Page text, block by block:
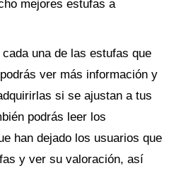
mejores estufas a
una de las estufas que
ver más información y
si se ajustan a tus
podrás leer los
han dejado los usuarios que
y ver su valoración, así